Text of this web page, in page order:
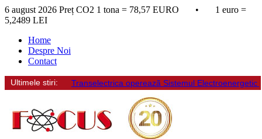
6 august 2026 Preț CO2 1 tona = 78,57 EURO • 1 euro =
5,2489 LEI
Home
Despre Noi
Contact
Ultimele stiri: Transelectrica opereazã Sistemul Electroenergetic